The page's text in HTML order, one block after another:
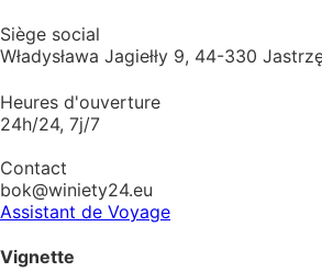
Siège social
Władysława Jagiełły 9, 44-330
Heures d'ouverture
24h/24, 7j/7
Contact
bok@winiety24.eu
Assistant de Voyage
Vignette